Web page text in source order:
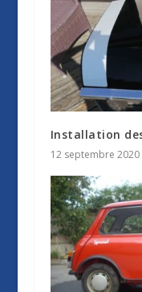
Installation
12 septembre 2020